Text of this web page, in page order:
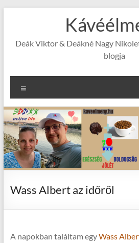
Deák Viktor & Deákné Nagy
blogja
Wass Albert az időről
A napokban találtam egyWass